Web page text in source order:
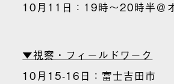
10月11日：19時〜20時半＠
▼視察・フィールドワーク
10月15-16日：富士吉田市